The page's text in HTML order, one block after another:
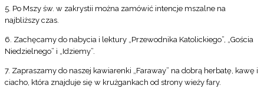
5. Po Mszy św. w zakrystii można zamówić intencje mszalne na
najbliższy czas.
6. Zachęcamy do nabycia i lektury „Przewodnika Katolickiego”, „Gościa
Niedzielnego” i „Idziemy”.
7. Zapraszamy do naszej kawiarenki „Faraway” na dobrą herbatę, kawę i
ciacho, która znajduje się w krużgankach od strony wieży fary.